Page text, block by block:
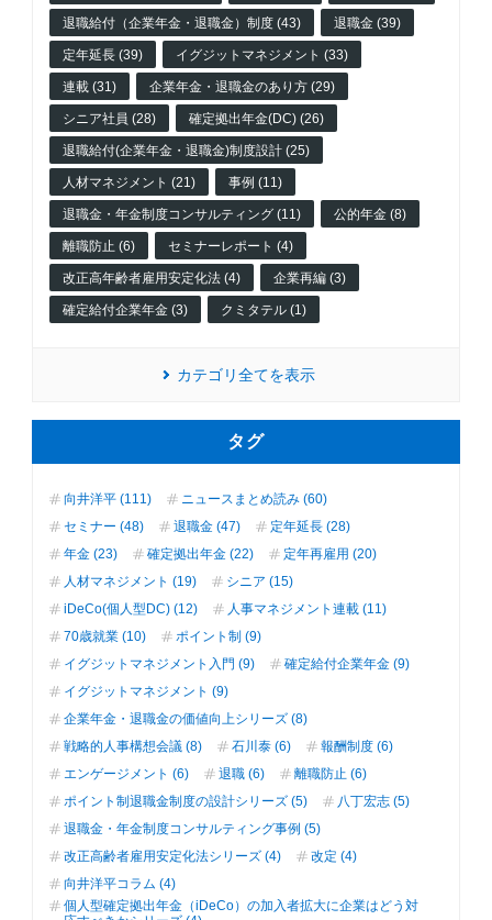
退職給付（企業年金・退職金）制度 (43) 退職金 (39)
定年延長 (39) イグジットマネジメント (33)
連載 (31) 企業年金・退職金のあり方 (29)
シニア社員 (28) 確定拠出年金(DC) (26)
退職給付(企業年金・退職金)制度設計 (25)
人材マネジメント (21) 事例 (11)
退職金・年金制度コンサルティング (11) 公的年金 (8)
離職防止 (6) セミナーレポート (4)
改正高年齢者雇用安定化法 (4) 企業再編 (3)
確定給付企業年金 (3) クミタテル (1)
カテゴリ全てを表示
タグ
向井洋平 (111)
ニュースまとめ読み (60)
セミナー (48)
退職金 (47)
定年延長 (28)
年金 (23)
確定拠出年金 (22)
定年再雇用 (20)
人材マネジメント (19)
シニア (15)
iDeCo(個人型DC) (12)
人事マネジメント連載 (11)
70歳就業 (10)
ポイント制 (9)
イグジットマネジメント入門 (9)
確定給付企業年金 (9)
イグジットマネジメント (9)
企業年金・退職金の価値向上シリーズ (8)
戦略的人事構想会議 (8)
石川泰 (6)
報酬制度 (6)
エンゲージメント (6)
退職 (6)
離職防止 (6)
ポイント制退職金制度の設計シリーズ (5)
八丁宏志 (5)
退職金・年金制度コンサルティング事例 (5)
改正高齢者雇用安定化法シリーズ (4)
改定 (4)
向井洋平コラム (4)
個人型確定拠出年金（iDeCo）の加入者拡大に企業はどう対